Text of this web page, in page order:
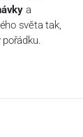
a
světa tak,
pořádku.